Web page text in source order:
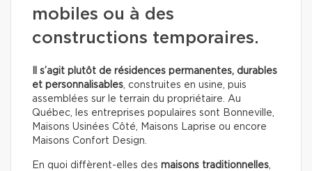
mobiles ou à des
constructions temporaires.
Il s’agit plutôt de résidences permanentes, durables
et personnalisables, construites en usine, puis
assemblées sur le terrain du propriétaire. Au
Québec, les entreprises populaires sont Bonneville,
Maisons Usinées Côté, Maisons Laprise ou encore
Maisons Confort Design.
En quoi diffèrent-elles des maisons traditionnelles,